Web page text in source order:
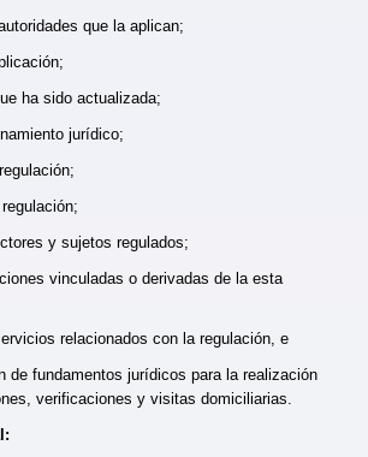
que la aplican;
ha sido actualizada;
jurídico;
y sujetos regulados;
vinculadas o derivadas de la esta
relacionados con la regulación, e
de fundamentos jurídicos para la realización
verificaciones y visitas domiciliarias.